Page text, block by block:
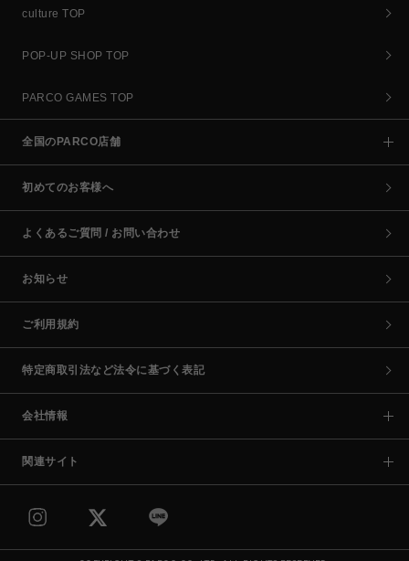
culture TOP
POP-UP SHOP TOP
PARCO GAMES TOP
全国のPARCO店舗
初めてのお客様へ
よくあるご質問 / お問い合わせ
お知らせ
ご利用規約
特定商取引法など法令に基づく表記
会社情報
関連サイト